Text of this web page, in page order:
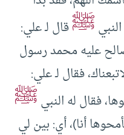
ﷺقال لـ علي:
عليه محمد رسول
فقال لـ علي:
فقال له النبيﷺ
أنا)، أي: بين لي